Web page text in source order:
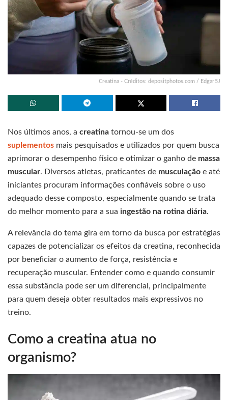
Creatina - Créditos: depositphotos.com / EdgarBJ
Nos últimos anos, a creatina tornou-se um dos
suplementos mais pesquisados e utilizados por quem busca
aprimorar o desempenho físico e otimizar o ganho de massa
muscular. Diversos atletas, praticantes de musculação e até
iniciantes procuram informações confiáveis sobre o uso
adequado desse composto, especialmente quando se trata
do melhor momento para a sua ingestão na rotina diária.
A relevância do tema gira em torno da busca por estratégias
capazes de potencializar os efeitos da creatina, reconhecida
por beneficiar o aumento de força, resistência e
recuperação muscular. Entender como e quando consumir
essa substância pode ser um diferencial, principalmente
para quem deseja obter resultados mais expressivos no
treino.
Como a creatina atua no
organismo?